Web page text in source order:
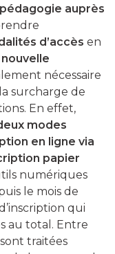
pédagogie auprès
d’accès en
nouvelle
nécessaire
surcharge de
En effet,
modes
en ligne via
papier
numériques
le mois de
qui
au total. Entre
traitées